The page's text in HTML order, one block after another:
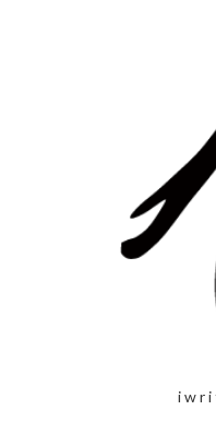
i w r i